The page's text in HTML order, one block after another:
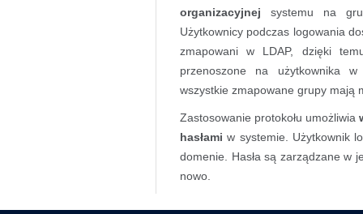
organizacyjnej systemu na
Użytkownicy podczas logowania
zmapowani w LDAP, dzięki
przenoszone na użytkownika
wszystkie zmapowane grupy mają
Zastosowanie protokołu umożliwia
hasłami w systemie. Użytkownik
domenie. Hasła są zarządzane w
nowo.